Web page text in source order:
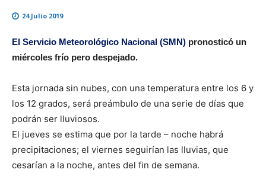
24 Julio 2019
El Servicio Meteorológico Nacional (SMN) pronosticó un
miércoles frío pero despejado.
Esta jornada sin nubes, con una temperatura entre los 6 y
los 12 grados, será preámbulo de una serie de días que
podrán ser lluviosos.
El jueves se estima que por la tarde – noche habrá
precipitaciones; el viernes seguirían las lluvias, que
cesarían a la noche, antes del fin de semana.